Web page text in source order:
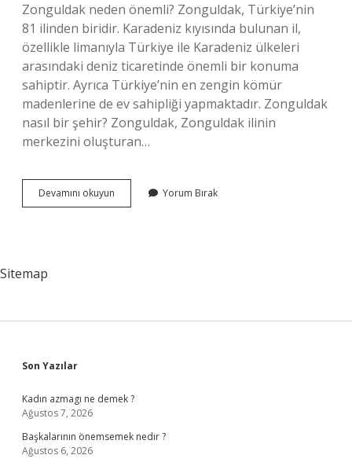
Zonguldak neden önemli? Zonguldak, Türkiye’nin
81 ilinden biridir. Karadeniz kıyısında bulunan il,
özellikle limanıyla Türkiye ile Karadeniz ülkeleri
arasındaki deniz ticaretinde önemli bir konuma
sahiptir. Ayrıca Türkiye’nin en zengin kömür
madenlerine de ev sahipliği yapmaktadır. Zonguldak
nasıl bir şehir? Zonguldak, Zonguldak ilinin
merkezini oluşturan…
Devamını okuyun Zonguldakın
Özellikleri
Yorum Bırak
Sitemap
Sidebar
Son Yazılar
Kadın azmagı ne demek ?
Ağustos 7, 2026
Başkalarının önemsemek nedir ?
Ağustos 6, 2026